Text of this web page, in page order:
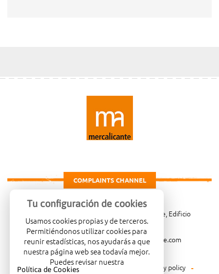
COMPLAINTS CHANNEL
Carretera de Madrid Km. 4, 03007 Alicante, Edificio
Administrativo, planta 3ª
966081001
merca@mercalicante.com
Legal warning Cookies policy
Privacy policy
Tu configuración de cookies
Usamos cookies propias y de terceros.
Permitiéndonos utilizar cookies para
reunir estadísticas, nos ayudarás a que
nuestra página web sea todavía mejor.
Puedes revisar nuestra
Política de Cookies